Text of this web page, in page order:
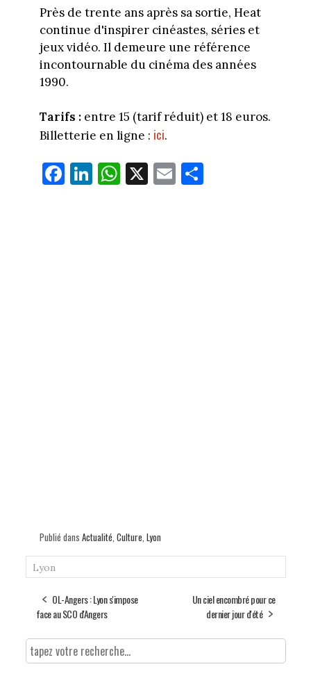
Près de trente ans après sa sortie, Heat
continue d'inspirer cinéastes, séries et
jeux vidéo. Il demeure une référence
incontournable du cinéma des années
1990.
Tarifs :entre 15 (tarif réduit) et 18 euros.
Billetterie en ligne : ici.
Fa
ce
Li
nk
W
ha
X E
m
Pa
Publié dans Actualité, Culture, Lyon
Lyon
OL-Angers : Lyon s'impose
face au SCO d'Angers
Un ciel encombré pour ce
dernier jour d'été